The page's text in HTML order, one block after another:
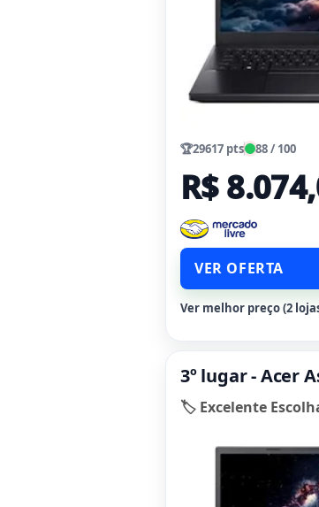
🏆29617 pts 88 / 100
R$
VER OFERTA
Ver melhor preço (2
3º lugar - Acer
🏷️ Excelente